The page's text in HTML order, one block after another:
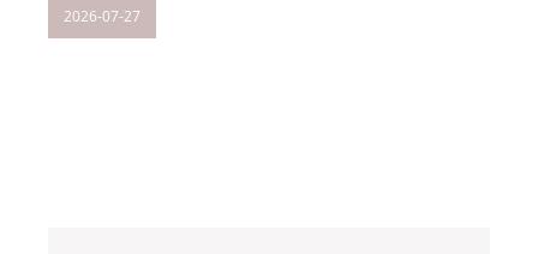
2026-07-27